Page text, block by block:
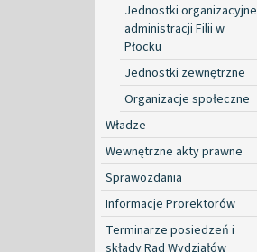
Jednostki organizacyjne
administracji Filii w
Płocku
Jednostki zewnętrzne
Organizacje społeczne
Władze
Wewnętrzne akty prawne
Sprawozdania
Informacje Prorektorów
Terminarze posiedzeń i
składy Rad Wydziałów